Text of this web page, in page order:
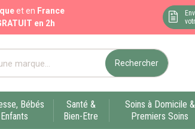
et en France
en 2h
votre service sur Liège
Rechercher
Bébés
Santé &
Bien-Etre
Soins à Domicile &
Premiers Soins